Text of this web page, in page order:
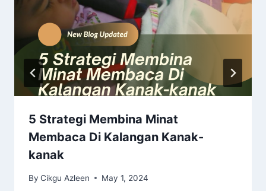
5 Strategi Membina Minat
Membaca Di Kalangan Kanak-
kanak
By Cikgu Azleen May 1, 2024